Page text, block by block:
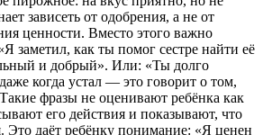
зависеть от одобрения, а не от
ценности. Вместо этого важно
заметил, как ты помог сестре найти её
и добрый». Или: «Ты долго
когда устал — это говорит о том,
фразы не оценивают ребёнка как
его действия и показывают, что
Это даёт ребёнку понимание: «Я ценен